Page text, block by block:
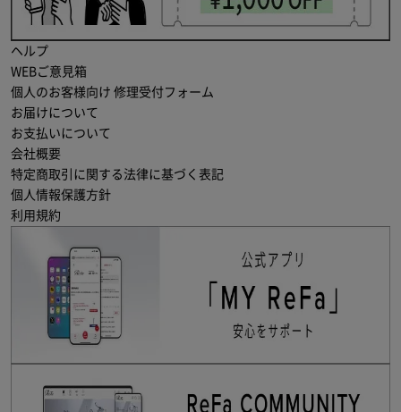
ヘルプ
WEBご意見箱
個人のお客様向け 修理受付フォーム
お届けについて
お支払いについて
会社概要
特定商取引に関する法律に基づく表記
個人情報保護方針
利用規約